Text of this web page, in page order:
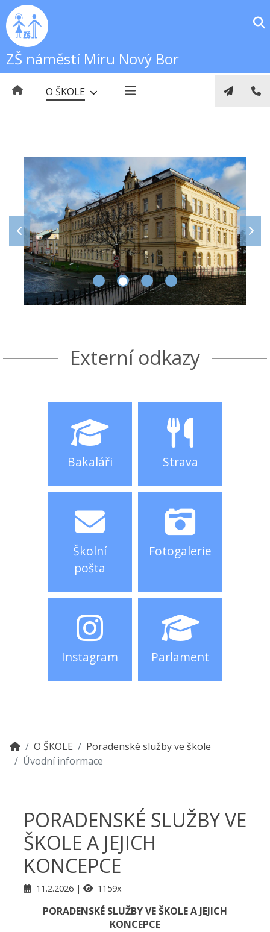
ZŠ náměstí Míru Nový Bor
O ŠKOLE
Externí odkazy
Bakaláři Strava
Školní
pošta
Fotogalerie
Instagram Parlament
O ŠKOLE
Poradenské služby ve škole
Úvodní informace
PORADENSKÉ SLUŽBY VE
ŠKOLE A JEJICH
KONCEPCE
11.2.2026 1159x
PORADENSKÉ SLUŽBY VE ŠKOLE A JEJICH
KONCEPCE